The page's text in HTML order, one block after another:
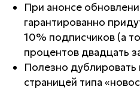
При анонсе
гарантированно
10% подписчиков (а
процентов двадцать
Полезно дублировать
страницей типа